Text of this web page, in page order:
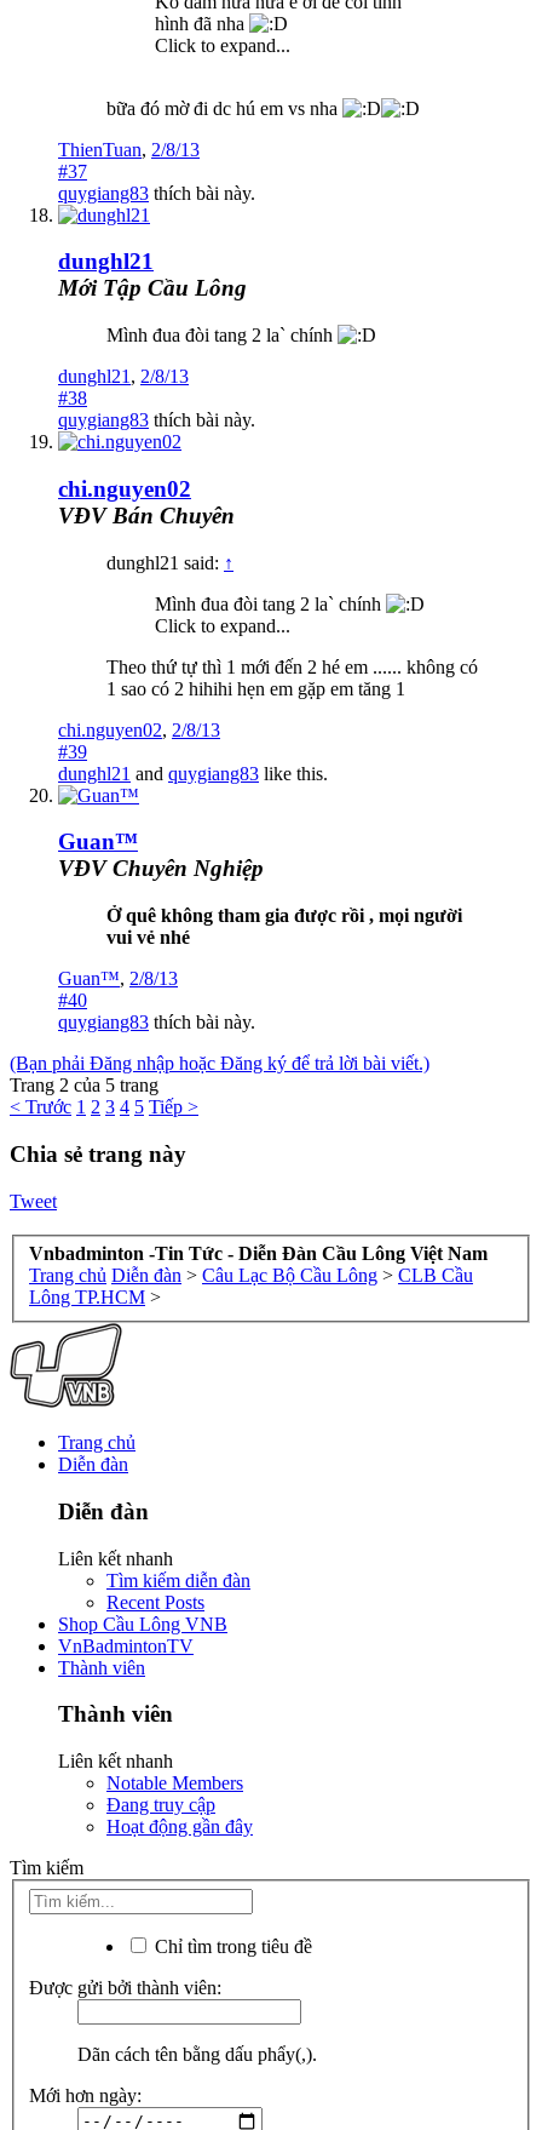
hình đã nha
Click to expand...
bữa đó mờ đi dc hú em vs nha
ThienTuan, 2/8/13
#37
quygiang83 thích bài này.
dunghl21
Mới Tập Cầu Lông
Mình đua đòi tang 2 la` chính
dunghl21 , 2/8/13
#38
quygiang83 thích bài này.
chi.nguyen02
VĐV Bán Chuyên
dunghl21 said: ↑
Mình đua đòi tang 2 la` chính
Click to expand...
Theo thứ tự thì 1 mới đến 2 hé em ...... không có
1 sao có 2 hihihi hẹn em gặp em tăng 1
chi.nguyen02, 2/8/13
#39
dunghl21 and quygiang83 like this.
Guan™
VĐV Chuyên Nghiệp
Ở quê không tham gia được rồi , mọi người
vui vẻ nhé
Guan™, 2/8/13
#40
quygiang83 thích bài này.
(Bạn phải Đăng nhập hoặc Đăng ký để trả lời bài viết.)
Trang 2 của 5 trang
< Trước 1 2 3 4 5 Tiếp >
Chia sẻ trang này
Tweet
Vnbadminton -Tin Tức - Diễn Đàn Cầu Lông Việt Nam
Trang chủ Diễn đàn > Câu Lạc Bộ Cầu Lông > CLB Cầu
Lông TP.HCM >
Trang chủ
Diễn đàn
Diễn đàn
Liên kết nhanh
Tìm kiếm diễn đàn
Recent Posts
Shop Cầu Lông VNB
VnBadmintonTV
Thành viên
Thành viên
Liên kết nhanh
Notable Members
Đang truy cập
Hoạt động gần đây
Tìm kiếm
Chỉ tìm trong tiêu đề
Được gửi bởi thành viên:
Dãn cách tên bằng dấu phẩy(,).
Mới hơn ngày: